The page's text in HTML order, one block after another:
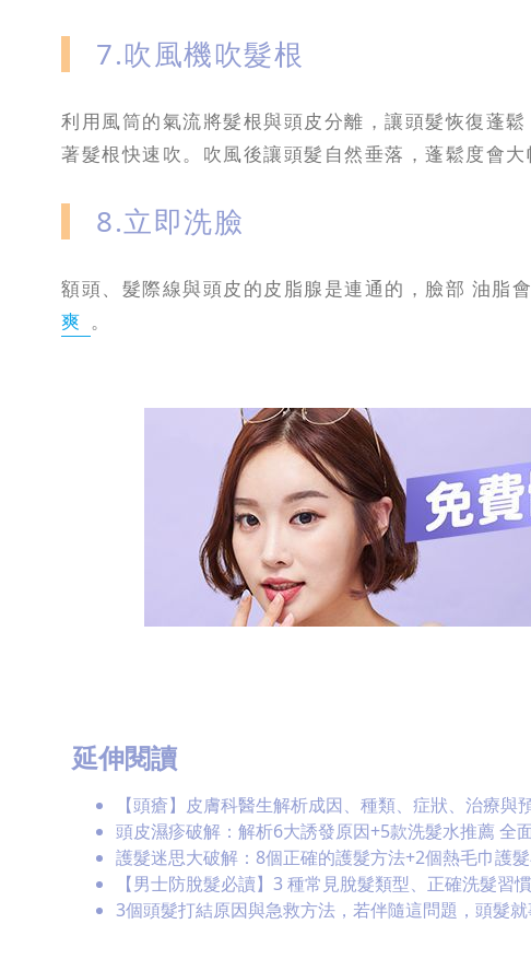
7.吹風機吹髮根
利用風筒的氣流將髮根與頭皮分離，讓頭髮恢復蓬
著髮根快速吹。吹風後讓頭髮自然垂落，蓬鬆度會大
8.立即洗臉
額頭、髮際線與頭皮的皮脂腺是連通的，臉部 油脂
爽 。
延伸閱讀
【頭瘡】皮膚科醫生解析成因、種類、症狀、治療與
頭皮濕疹破解：解析6大誘發原因+5款洗髮水推薦 全
護髮迷思大破解：8個正確的護髮方法+2個熱毛巾護
【男士防脫髮必讀】3 種常見脫髮類型、正確洗髮習
3個頭髮打結原因與急救方法，若伴隨這問題，頭髮就